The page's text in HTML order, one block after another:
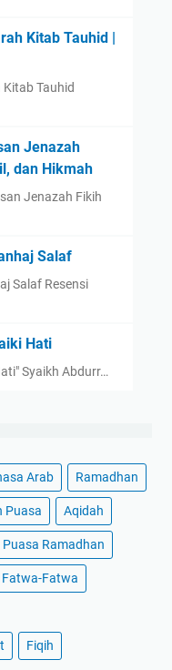
Kitab Tauhid |
Tauhid
Jenazah
dan Hikmah
Jenazah Fikih
Salaf
Salaf Resensi
Hati
Syaikh Abdurr…
Arab Ramadhan
Puasa Aqidah
Puasa Ramadhan
Fatwa-Fatwa
Fiqih